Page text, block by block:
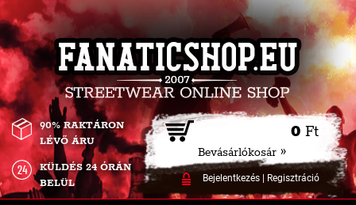
0 Ft
Bevásárlókosár »
Bejelentkezés| Regisztráció
90% RAKTÁRON
LÉVŐ ÁRU
KÜLDÉS 24 ÓRÁN
BELÜL